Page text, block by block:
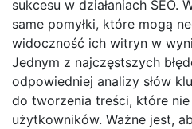
sukcesu w działaniach SEO.
same pomyłki, które mogą
widoczność ich witryn w
Jednym z najczęstszych
odpowiedniej analizy słów
do tworzenia treści, które
użytkowników. Ważne jest,